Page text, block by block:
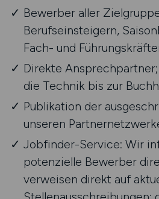
Bewerber aller
Berufseinsteigern,
Fach- und
Direkte
die Technik bis zur
Publikation der
unseren
Jobfinder-Service: Wir
potenzielle Bewerber
verweisen direkt auf